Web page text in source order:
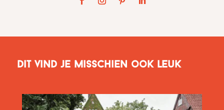
Dit vind je misschien ook leuk